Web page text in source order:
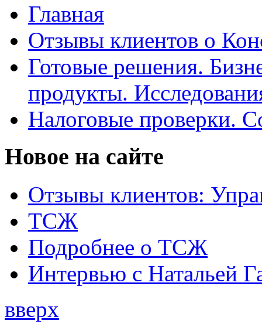
Главная
Отзывы клиентов о
Готовые решения.
продукты.
Налоговые проверки.
Новое на сайте
Отзывы клиентов:
ТСЖ
Подробнее о ТСЖ
Интервью с Натальей
вверх